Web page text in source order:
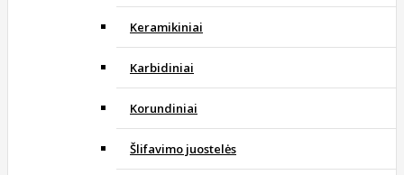
Keramikiniai
Karbidiniai
Korundiniai
Šlifavimo juostelės